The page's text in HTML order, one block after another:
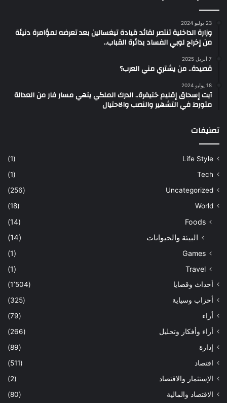
23 يوليو 2024
وزارة الداخلية تنتصر لقائد قيادة تيغسالين بعد تعرضه لمؤامرة دنيئة
من إخراج لوبي الفساد بدائرة القباب..
7 أبريل 2025
قصيدة.. من يشتري مني العرب؟
18 يوليو 2024
آيت إسحاق إقليم خنيفرة.. الدرك الملكي ينهي مسار فار من العدالة
متورط في التشهير والنصب والاحتيال
تصنيفات
Life Style
(1)
Tech
(1)
Uncategorized
(256)
World
(18)
Foods
(14)
البيئة والحيوانات (14)
Games
(1)
Travel
(1)
أحداث وقضايا
(1٬504)
أحزاب وسياية
(325)
أراء
(79)
أراء وأفكار وتحليل
(266)
إدارة
(89)
اقتصاد
(511)
الإستثمار والاقتصاد
(2)
الاقتصاد والمالية
(80)